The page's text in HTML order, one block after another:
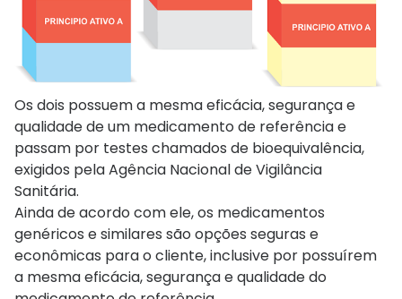
Os dois possuem a mesma eficácia, segurança e
qualidade de um medicamento de referência e
passam por testes chamados de bioequivalência,
exigidos pela Agência Nacional de Vigilância
Sanitária.
Ainda de acordo com ele, os medicamentos
genéricos e similares são opções seguras e
econômicas para o cliente, inclusive por possuírem
a mesma eficácia, segurança e qualidade do